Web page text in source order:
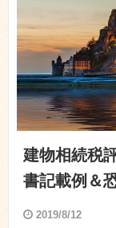
建物相続税
書記載例＆
2019/8/12